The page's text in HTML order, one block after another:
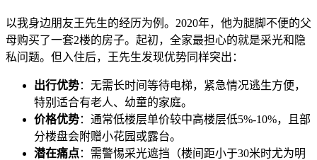
以我身边朋友王先生的经历为例。2020年，他为腿脚不便的父
母购买了一套2楼的房子。起初，全家最担心的就是采光和隐
私问题。但入住后，王先生发现优势同样突出：
出行优势：无需长时间等待电梯，紧急情况逃生方便，
特别适合有老人、幼童的家庭。
价格优势：通常低楼层单价较中高楼层低5%-10%，且部
分楼盘会附赠小花园或露台。
潜在痛点：需警惕采光遮挡（楼间距小于30米时尤为明